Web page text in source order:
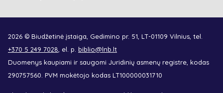
2026 © Biudžetinė įstaiga, Gedimino pr. 51, LT-01109 Vilnius, tel.
+370 5 249 7028 , el. p. biblio@lnb.lt
Duomenys kaupiami ir saugomi Juridinių asmenų registre, kodas
290757560. PVM mokėtojo kodas LT100000031710